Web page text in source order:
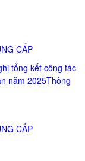
CẤP
tổng kết công tác
năm 2025Thông
CẤP